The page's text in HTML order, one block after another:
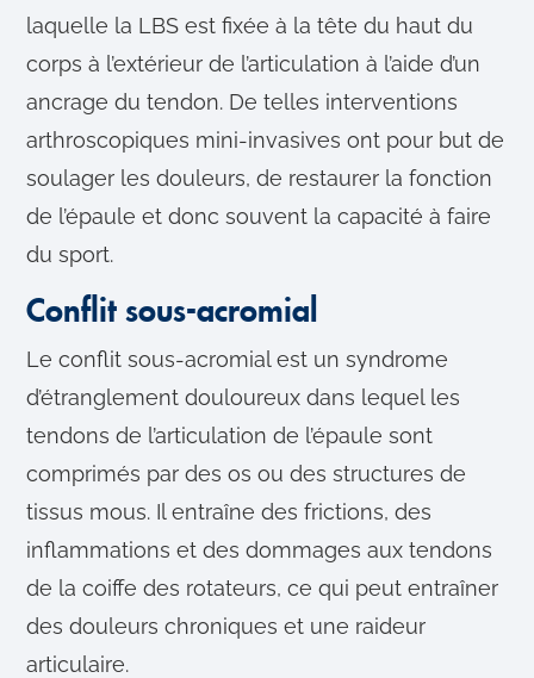
laquelle la LBS est fixée à la tête du haut du
corps à l’extérieur de l’articulation à l’aide d’un
ancrage du tendon. De telles interventions
arthroscopiques mini-invasives ont pour but de
soulager les douleurs, de restaurer la fonction
de l’épaule et donc souvent la capacité à faire
du sport.
Conflit sous-acromial
Le conflit sous-acromial est un syndrome
d’étranglement douloureux dans lequel les
tendons de l’articulation de l’épaule sont
comprimés par des os ou des structures de
tissus mous. Il entraîne des frictions, des
inflammations et des dommages aux tendons
de la coiffe des rotateurs, ce qui peut entraîner
des douleurs chroniques et une raideur
articulaire.